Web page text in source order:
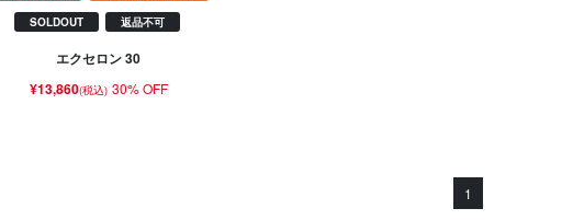
SOLDOUT 返品不可
エクセロン 30
¥13,860(税込) 30% OFF
1